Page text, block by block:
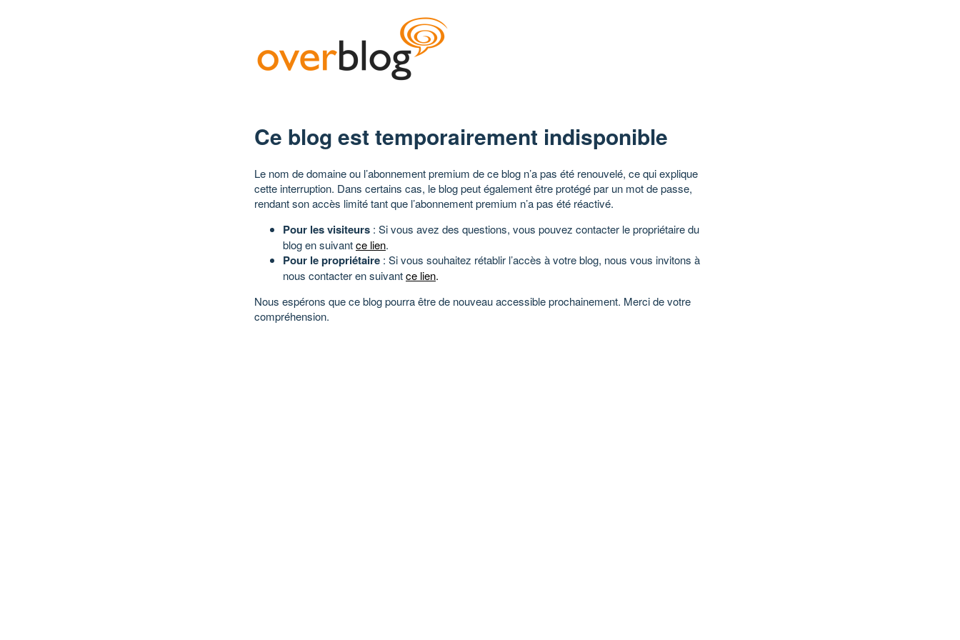
Ce blog est temporairement indisponible
Le nom de domaine ou l’abonnement premium de ce blog n’a pas été renouvelé, ce qui explique
cette interruption. Dans certains cas, le blog peut également être protégé par un mot de passe,
rendant son accès limité tant que l’abonnement premium n’a pas été réactivé.
Pour les visiteurs : Si vous avez des questions, vous pouvez contacter le propriétaire du
blog en suivantce lien.
Pour le propriétaire : Si vous souhaitez rétablir l’accès à votre blog, nous vous invitons à
nous contacter en suivantce lien.
Nous espérons que ce blog pourra être de nouveau accessible prochainement. Merci de votre
compréhension.